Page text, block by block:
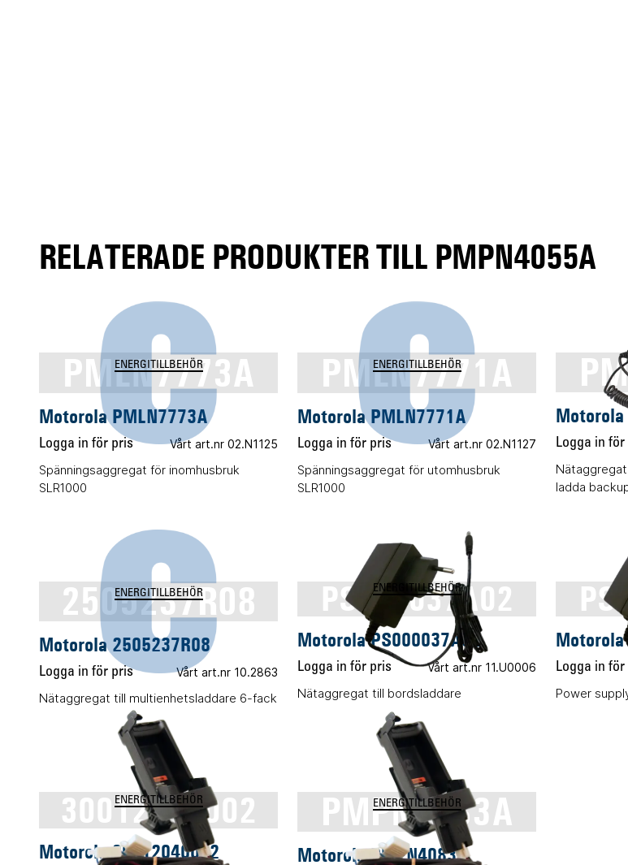
RELATERADE PRODUKTER TILL PMPN4055A
PMLN7773A
ENERGITILLBEHÖR
Motorola PMLN7773A
Logga in för pris Vårt art.nr 02.N1125
Spänningsaggregat för inomhusbruk
SLR1000
PMLN7771A
ENERGITILLBEHÖR
Motorola PMLN7771A
Logga in för pris Vårt art.nr 02.N1127
Spänningsaggregat för utomhusbruk
SLR1000
Logga in för
ladda
2505237R08
ENERGITILLBEHÖR
Motorola 2505237R08
Logga in för pris Vårt art.nr 10.2863
Nätaggregat till multienhetsladdare 6-fack
PS000037A02
ENERGITILLBEHÖR
Motorola PS000037A02
Logga in för pris Vårt art.nr 11.U0006
Nätaggregat till bordsladdare
Logga in för
Power
30012040002
ENERGITILLBEHÖR
Motorola 30012040002
PMPN4083A
ENERGITILLBEHÖR
Motorola PMPN4083A